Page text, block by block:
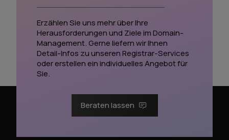
Erzählen Sie uns mehr über Ihre
Herausforderungen und Ziele im Domain-
Management. Gerne liefern wir Ihnen
Detail-Infos zu unseren Registrar-Services
oder erstellen ein individuelles Angebot für
Sie.
Beraten lassen